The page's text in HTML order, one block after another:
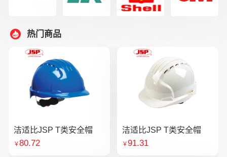
热门商品
洁适比JSP T类安全帽
￥80.72
洁适比JSP T类安全帽
￥91.31